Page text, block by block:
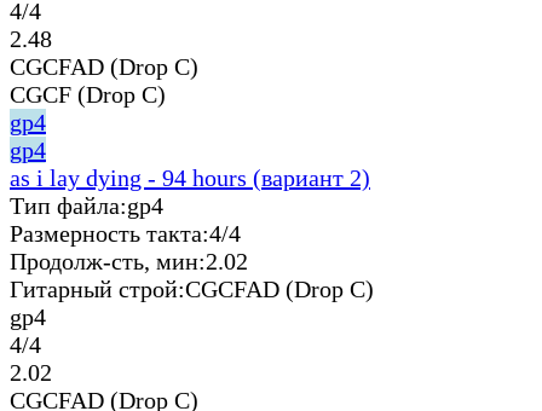
4/4
2.48
CGCFAD (Drop C)
CGCF (Drop C)
gp4
gp4
as i lay dying - 94 hours (вариант 2)
Тип файла:gp4
Размерность такта:4/4
Продолж-сть, мин:2.02
Гитарный строй:CGCFAD (Drop C)
gp4
4/4
2.02
CGCFAD (Drop C)